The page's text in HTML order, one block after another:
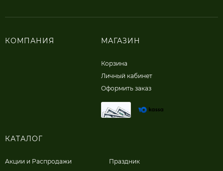
КОМПАНИЯ МАГАЗИН
Корзина
Личный кабинет
Оформить заказ
КАТАЛОГ
Акции и Распродажи
Праздник